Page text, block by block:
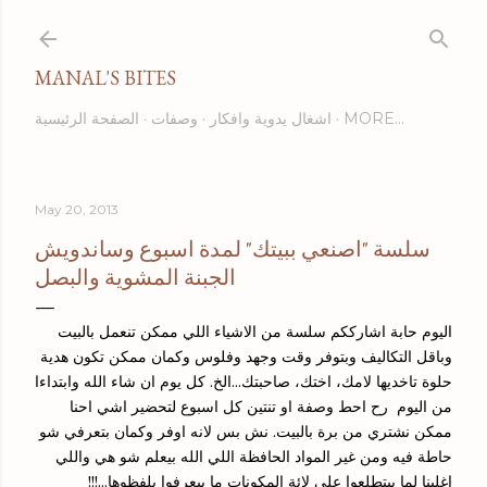
MANAL'S BITES
الصفحة الرئيسية وصفات اشغال يدوية وافكار MORE…
May 20, 2013
سلسة "اصنعي ببيتك" لمدة اسبوع وساندويش
الجبنة المشوية والبصل
اليوم حابة اشارككم سلسة من الاشياء اللي ممكن تنعمل بالبيت
وباقل التكاليف وبتوفر وقت وجهد وفلوس وكمان ممكن تكون هدية
حلوة تاخديها لامك، اختك، صاحبتك...الخ. كل يوم ان شاء الله وابتداءا
من اليوم رح احط وصفة او تنتين كل اسبوع لتحضير اشي احنا
ممكن نشتري من برة بالبيت. نش بس لانه اوفر وكمان بتعرفي شو
حاطة فيه ومن غير المواد الحافظة اللي الله بيعلم شو هي واللي
اغلبنا لما بيتطلعوا على لائة المكونات ما بيعرفوا يلفظوها...!!!